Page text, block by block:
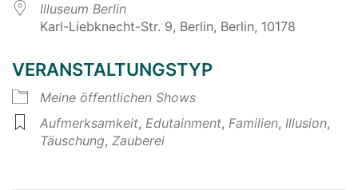
Illuseum Berlin
Karl-Liebknecht-Str. 9, Berlin, Berlin, 10178
VERANSTALTUNGSTYP
Meine öffentlichen Shows
Aufmerksamkeit, Edutainment, Familien, Illusion,
Täuschung, Zauberei